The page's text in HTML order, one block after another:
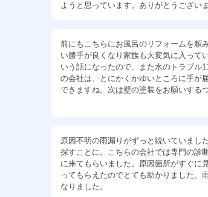
ようと思っています。ありがとうございま
前にもこちらにお風呂のリフォームを頼
い勝手が良くなり家族も大変気に入って
いう話になったので、また水のトラブル
の会社は、とにかくかゆいところに手が
できますね。次は壁の塗装をお願いする
原因不明の雨漏りがずっと続いていまし
探すことに。こちらの会社では専門の診
に来てもらいました。原因箇所がすぐに
ってもらえたのでとても助かりました。
なりました。